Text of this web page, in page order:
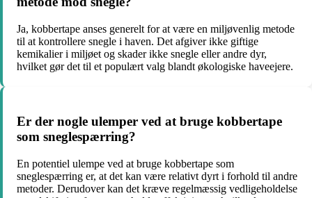
Ja, kobbertape anses generelt for at være en miljøvenlig metode
til at kontrollere snegle i haven. Det afgiver ikke giftige
kemikalier i miljøet og skader ikke snegle eller andre dyr,
hvilket gør det til et populært valg blandt økologiske haveejere.
Er der nogle ulemper ved at bruge kobbertape
som sneglespærring?
En potentiel ulempe ved at bruge kobbertape som
sneglespærring er, at det kan være relativt dyrt i forhold til andre
metoder. Derudover kan det kræve regelmæssig vedligeholdelse